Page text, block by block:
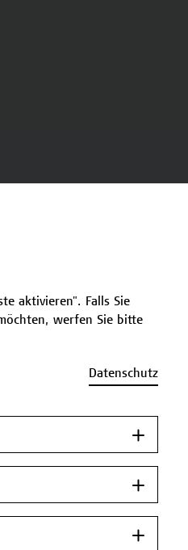
aktivieren". Falls Sie
werfen Sie bitte
Datenschutz